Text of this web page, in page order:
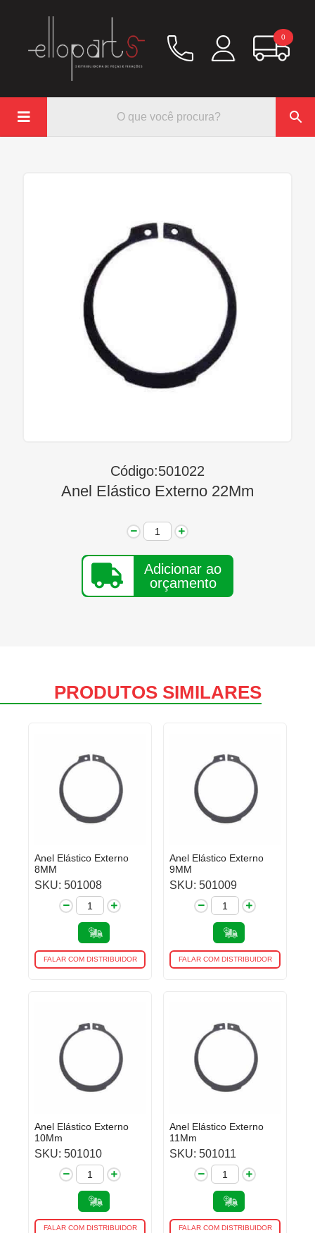
0

Parafuso e Porcas
Seja Nosso Representante
Código:501022
Anel Elástico Externo 22Mm
Adicionar ao
orçamento
PRODUTOS SIMILARES
Anel Elástico Externo
8MM
SKU: 501008
FALAR COM DISTRIBUIDOR
Anel Elástico Externo
9MM
SKU: 501009
FALAR COM DISTRIBUIDOR
Anel Elástico Externo
10Mm
SKU: 501010
FALAR COM DISTRIBUIDOR
Anel Elástico Externo
11Mm
SKU: 501011
FALAR COM DISTRIBUIDOR